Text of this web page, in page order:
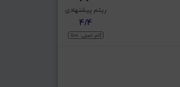
ریتم پیشنهادی
4/4
گام اصلی: Gm